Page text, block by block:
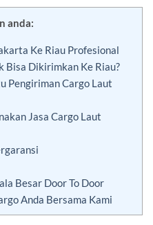
anda:
Ke Riau Profesional
Bisa Dikirimkan Ke Riau?
Pengiriman Cargo Laut
Jasa Cargo Laut
Besar Door To Door
Anda Bersama Kami